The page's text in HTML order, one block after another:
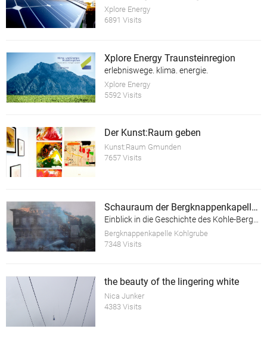
Xplore Energy
6891 Visits
Xplore Energy Traunsteinregion
erlebniswege. klima. energie.
Xplore Energy
5592 Visits
Der Kunst:Raum geben
Kunst:Raum Gmunden
7657 Visits
Schauraum der Bergknappenkapelle Kohlgrube
Bergknappenkapelle Kohlgrube
7348 Visits
the beauty of the lingering white
Nica Junker
4383 Visits